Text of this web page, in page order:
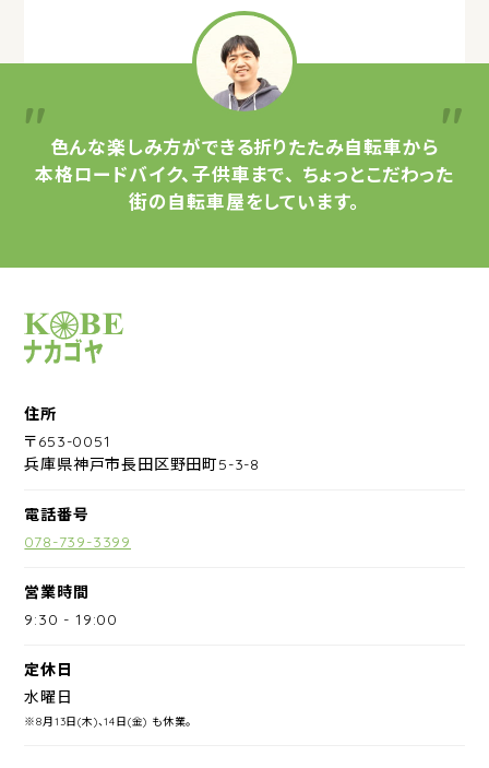
色んな楽しみ方ができる折りたたみ自転車から
本格ロードバイク、子供車まで、 ちょっとこだわった
街の自転車屋をしています。
サイクルショップナカゴヤ
住所
〒653-0051
兵庫県神戸市長田区野田町5-3-8
電話番号
078-739-3399
営業時間
9:30 -19:00
定休日
水曜日
※8月13日(木)、14日(金) も休業。